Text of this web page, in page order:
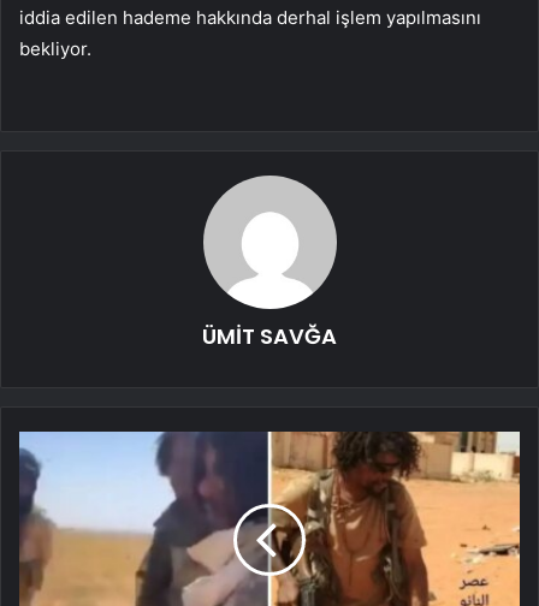
iddia edilen hademe hakkında derhal işlem yapılmasını
bekliyor.⁩
ÜMİT SAVĞA